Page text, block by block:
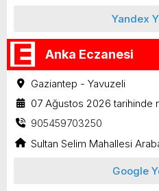
Yandex
Anka Eczanesi
Gaziantep - Yavuzeli
07 Ağustos 2026 tarihinde
905459703250
Sultan Selim Mahallesi
Google